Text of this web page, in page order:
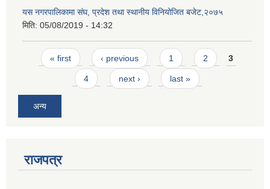
यस नगरपालिकामा संघ, प्रदेश तथा स्थानीय विनियोजित बजेट,२०७५
मिति: 05/08/2019 - 14:32
Pages
« first ‹ previous 1 2 3
4 next › last »
अन्य
राजपत्र